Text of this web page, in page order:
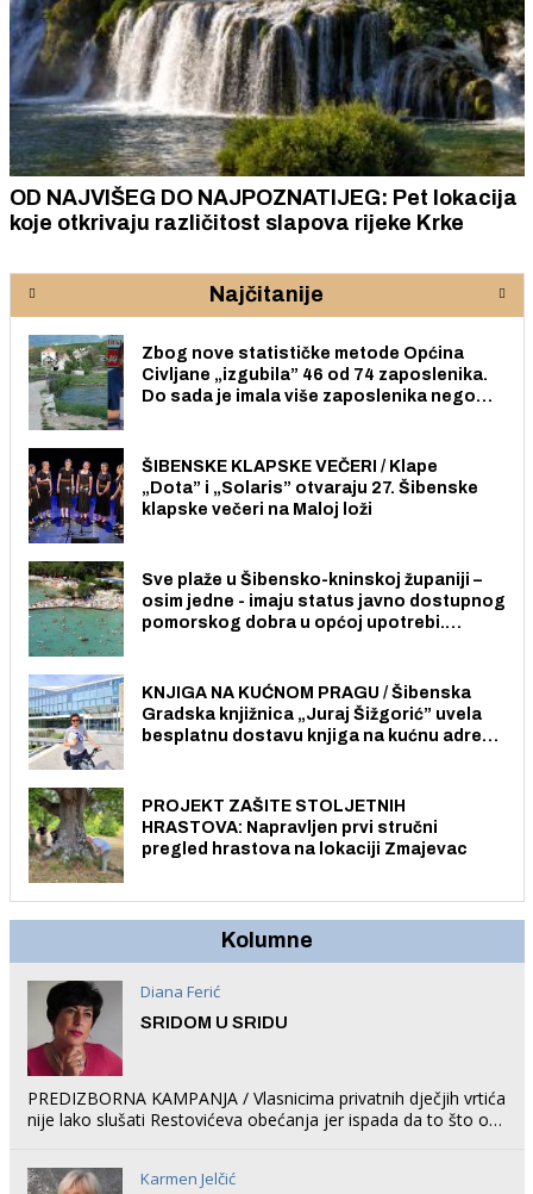
OD NAJVIŠEG DO NAJPOZNATIJEG: Pet lokacija
koje otkrivaju različitost slapova rijeke Krke
Najčitanije
Zbog nove statističke metode Općina
Civljane „izgubila” 46 od 74 zaposlenika.
Do sada je imala više zaposlenika nego
ŠIBENSKE KLAPSKE VEČERI / Klape
„Dota” i „Solaris” otvaraju 27. Šibenske
klapske večeri na Maloj loži
Sve plaže u Šibensko-kninskoj županiji –
osim jedne - imaju status javno dostupnog
pomorskog dobra u općoj upotrebi.
KNJIGA NA KUĆNOM PRAGU / Šibenska
Gradska knjižnica „Juraj Šižgorić” uvela
besplatnu dostavu knjiga na kućnu adresu
PROJEKT ZAŠITE STOLJETNIH
HRASTOVA: Napravljen prvi stručni
pregled hrastova na lokaciji Zmajevac
Kolumne
Diana Ferić
SRIDOM U SRIDU
PREDIZBORNA KAMPANJA / Vlasnicima privatnih dječjih vrtića
nije lako slušati Restovićeva obećanja jer ispada da to što oni
Karmen Jelčić